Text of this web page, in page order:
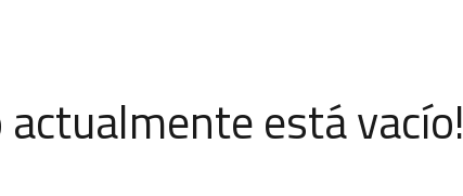
actualmente está vacío!